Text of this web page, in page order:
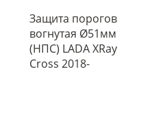
Защита порогов
вогнутая Ø51мм
(НПС) LADA XRay
Cross 2018-